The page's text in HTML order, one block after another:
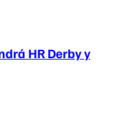
HR Derby y